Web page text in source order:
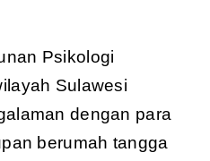
Psikologi
Sulawesi
dengan para
berumah tangga